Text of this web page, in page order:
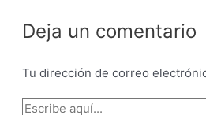
Deja un comentario
Tu dirección de correo
Escribe